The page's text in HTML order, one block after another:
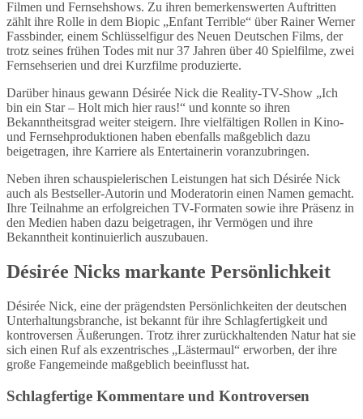
Filmen und Fernsehshows. Zu ihren bemerkenswerten Auftritten
zählt ihre Rolle in dem Biopic „Enfant Terrible“ über Rainer Werner
Fassbinder, einem Schlüsselfigur des Neuen Deutschen Films, der
trotz seines frühen Todes mit nur 37 Jahren über 40 Spielfilme, zwei
Fernsehserien und drei Kurzfilme produzierte.
Darüber hinaus gewann Désirée Nick die Reality-TV-Show „Ich
bin ein Star – Holt mich hier raus!“ und konnte so ihren
Bekanntheitsgrad weiter steigern. Ihre vielfältigen Rollen in Kino-
und Fernsehproduktionen haben ebenfalls maßgeblich dazu
beigetragen, ihre Karriere als Entertainerin voranzubringen.
Neben ihren schauspielerischen Leistungen hat sich Désirée Nick
auch als Bestseller-Autorin und Moderatorin einen Namen gemacht.
Ihre Teilnahme an erfolgreichen TV-Formaten sowie ihre Präsenz in
den Medien haben dazu beigetragen, ihr Vermögen und ihre
Bekanntheit kontinuierlich auszubauen.
Désirée Nicks markante Persönlichkeit
Désirée Nick, eine der prägendsten Persönlichkeiten der deutschen
Unterhaltungsbranche, ist bekannt für ihre Schlagfertigkeit und
kontroversen Äußerungen. Trotz ihrer zurückhaltenden Natur hat sie
sich einen Ruf als exzentrisches „Lästermaul“ erworben, der ihre
große Fangemeinde maßgeblich beeinflusst hat.
Schlagfertige Kommentare und Kontroversen